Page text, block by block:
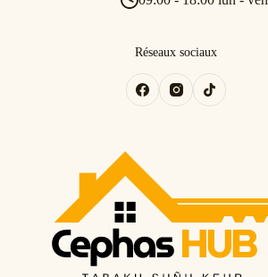
Réseaux sociaux